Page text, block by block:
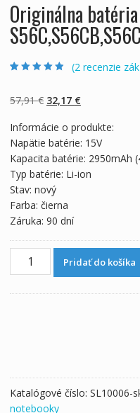
Originálna
základe
zákazníckych
(2 recenzie
57,91€ Pôvodná
bola:
57,91 €.
32,17 €Aktuálna
je:
32,17 €.
Informácie o produkte:
Napätie batérie: 15V
Kapacita batérie: 2950mAh
Typ batérie: Li-ion
Stav: nový
Farba: čierna
Záruka: 90 dní
množstvo
Pridať do košíka
Katalógové číslo: SL10006-
notebooky